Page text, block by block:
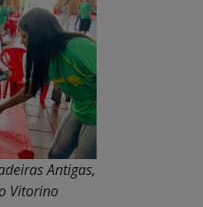
Antigas,
Vitorino